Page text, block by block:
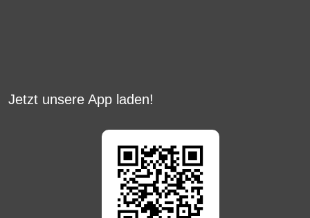
Jetzt unsere App laden!